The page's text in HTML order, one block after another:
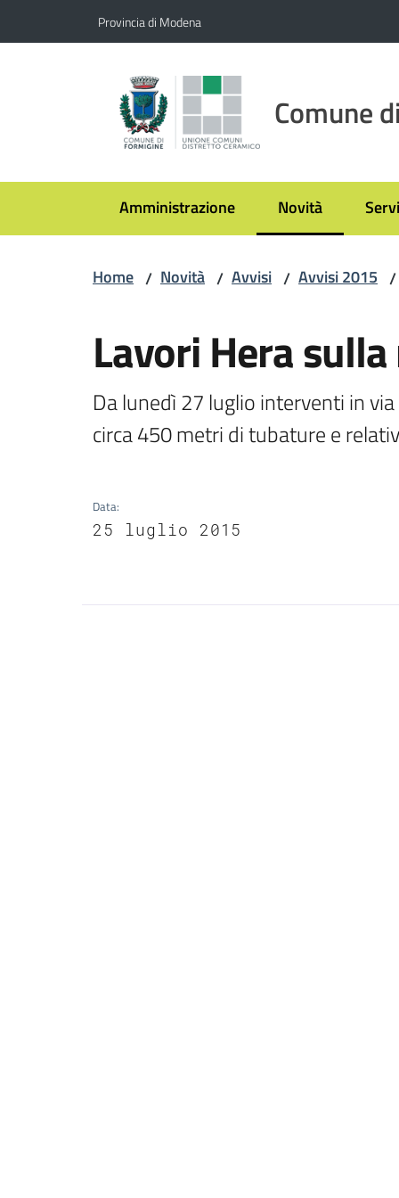
Provincia di Modena
Comune
Amministrazione Novità
Menu selezionato
Home / Novità / Avvisi / Avvisi 2015 /
Lavori Hera
Da lunedì 27 luglio interventi in
circa 450 metri di tubature e
Data:
25 luglio 2015